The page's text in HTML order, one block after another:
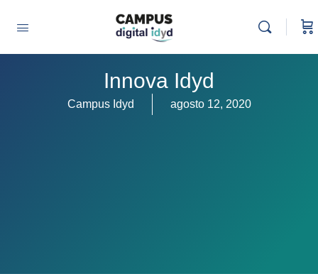
Innova Idyd
Campus Idyd agosto 12, 2020